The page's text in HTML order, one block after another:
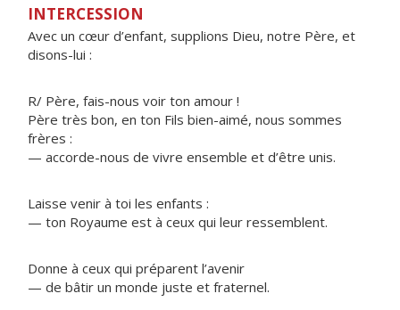
INTERCESSION
Avec un cœur d’enfant, supplions Dieu, notre Père, et
disons-lui :
R/ Père, fais-nous voir ton amour !
Père très bon, en ton Fils bien-aimé, nous sommes
frères :
— accorde-nous de vivre ensemble et d’être unis.
Laisse venir à toi les enfants :
— ton Royaume est à ceux qui leur ressemblent.
Donne à ceux qui préparent l’avenir
— de bâtir un monde juste et fraternel.